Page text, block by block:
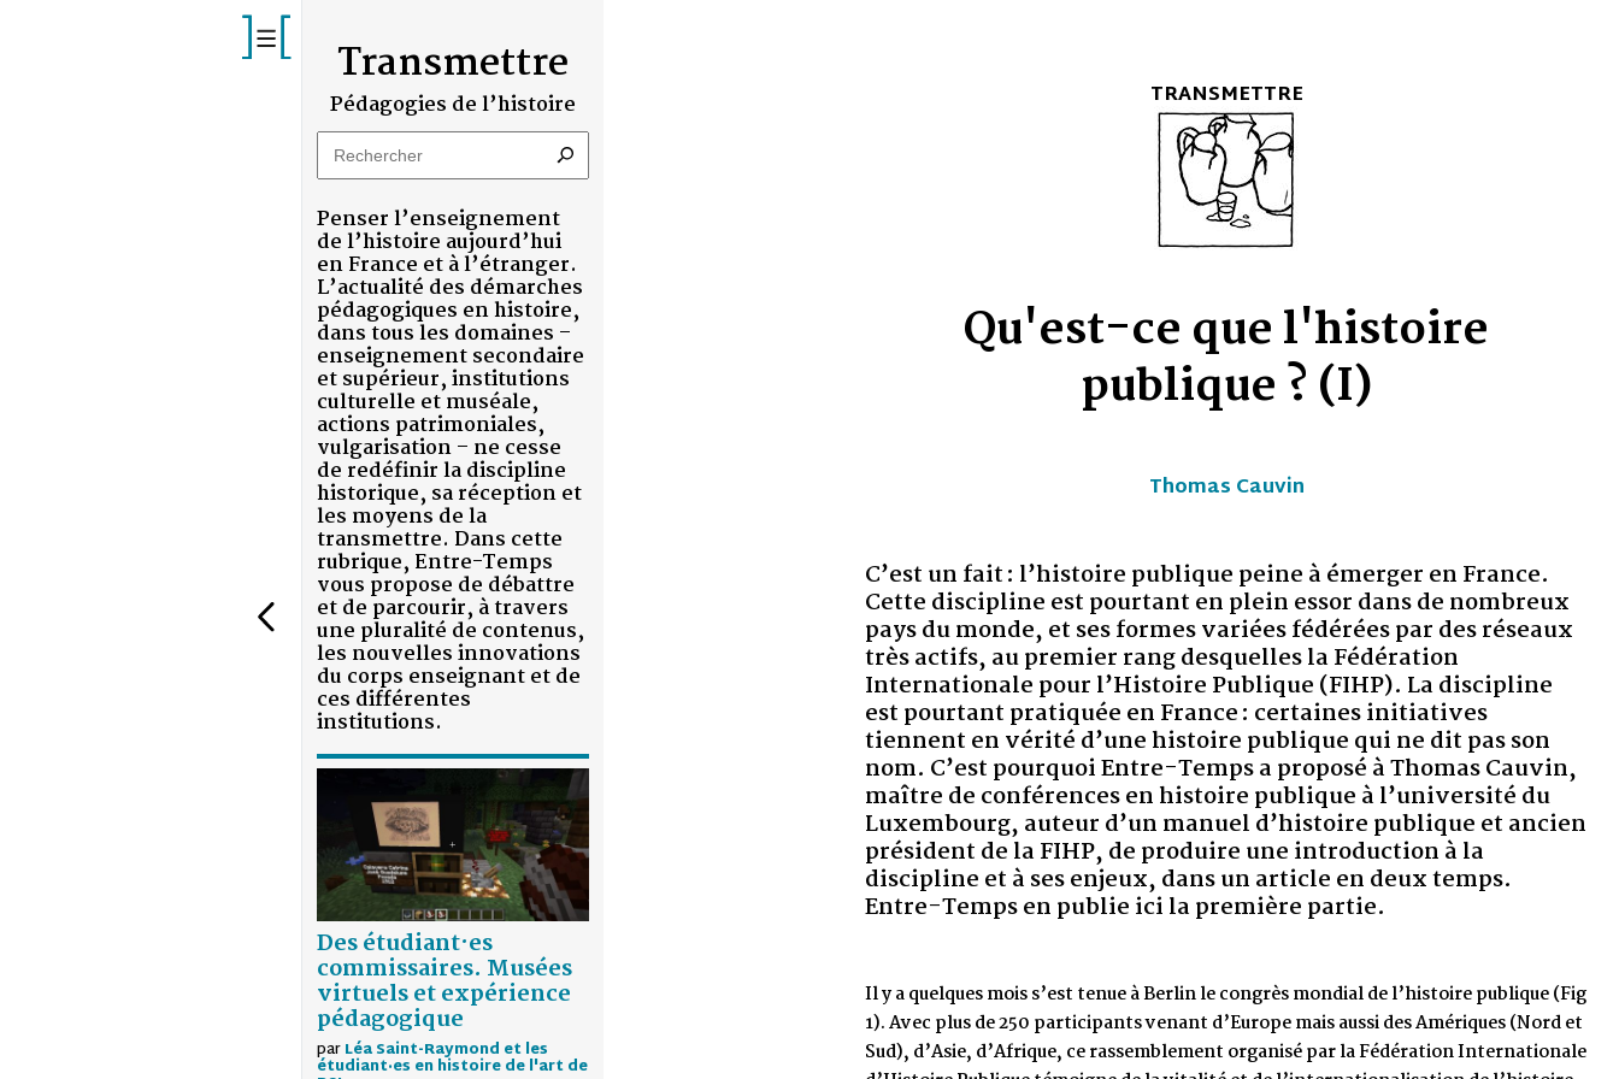
Transmettre
Pédagogies de l’histoire
Penser l’enseignement
de l’histoire aujourd’hui
en France et à l’étranger.
L’actualité des démarches
pédagogiques en histoire,
dans tous les domaines –
enseignement secondaire
et supérieur, institutions
vulgarisation – ne cesse
de redéfinir la discipline
historique, sa réception et
transmettre. Dans cette
rubrique, Entre-Temps
vous propose de débattre
et de parcourir, à travers
une pluralité de contenus,
les nouvelles innovations
du corps enseignant et de
commissaires. Musées
virtuels et expérience
Léa Saint-Raymond et les
étudiant·es en histoire de l'art de
Qu'est-ce que l'histoire
publique ? (I)
C’est un fait : l’histoire publique peine à émerger en France.
Cette discipline est pourtant en plein essor dans de nombreux
pays du monde, et ses formes variées fédérées par des réseaux
très actifs, au premier rang desquelles la Fédération
Internationale pour l’Histoire Publique (FIHP). La discipline
est pourtant pratiquée en France : certaines initiatives
tiennent en vérité d’une histoire publique qui ne dit pas son
nom. C’est pourquoi Entre-Temps a proposé à Thomas Cauvin,
maître de conférences en histoire publique à l’université du
Luxembourg, auteur d’un manuel d’histoire publique et ancien
président de la FIHP, de produire une introduction à la
discipline et à ses enjeux, dans un article en deux temps.
Entre-Temps en publie ici la première partie.
Il y a quelques mois s’est tenue à Berlin le congrès mondial de l’histoire publique (Fig
1). Avec plus de 250 participants venant d’Europe mais aussi des Amériques (Nord et
Sud), d’Asie, d’Afrique, ce rassemblement organisé par la Fédération Internationale